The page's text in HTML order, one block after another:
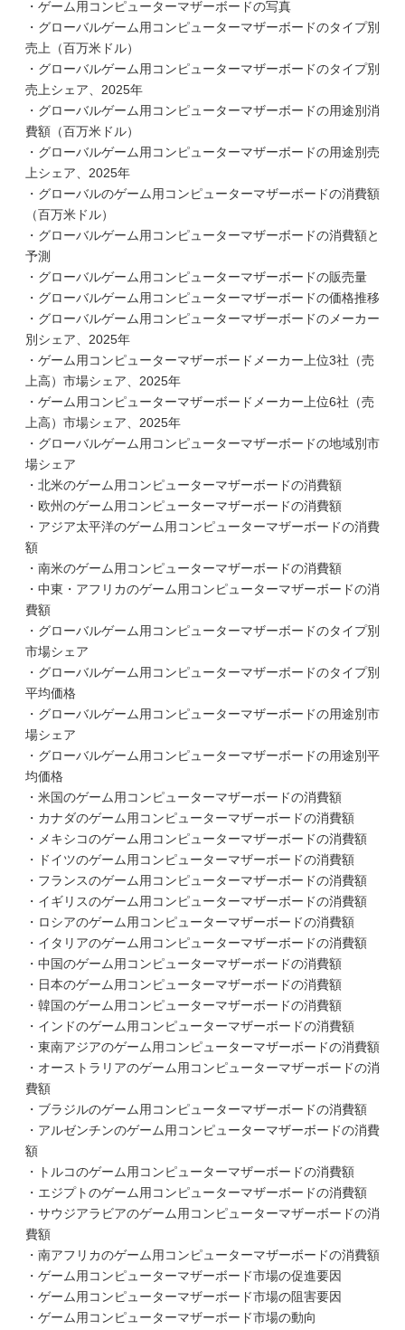
・ゲーム用コンピューターマザーボードの写真
・グローバルゲーム用コンピューターマザーボードのタイプ別
売上（百万米ドル）
・グローバルゲーム用コンピューターマザーボードのタイプ別
売上シェア、2025年
・グローバルゲーム用コンピューターマザーボードの用途別消
費額（百万米ドル）
・グローバルゲーム用コンピューターマザーボードの用途別売
上シェア、2025年
・グローバルのゲーム用コンピューターマザーボードの消費額
（百万米ドル）
・グローバルゲーム用コンピューターマザーボードの消費額と
予測
・グローバルゲーム用コンピューターマザーボードの販売量
・グローバルゲーム用コンピューターマザーボードの価格推移
・グローバルゲーム用コンピューターマザーボードのメーカー
別シェア、2025年
・ゲーム用コンピューターマザーボードメーカー上位3社（売
上高）市場シェア、2025年
・ゲーム用コンピューターマザーボードメーカー上位6社（売
上高）市場シェア、2025年
・グローバルゲーム用コンピューターマザーボードの地域別市
場シェア
・北米のゲーム用コンピューターマザーボードの消費額
・欧州のゲーム用コンピューターマザーボードの消費額
・アジア太平洋のゲーム用コンピューターマザーボードの消費
額
・南米のゲーム用コンピューターマザーボードの消費額
・中東・アフリカのゲーム用コンピューターマザーボードの消
費額
・グローバルゲーム用コンピューターマザーボードのタイプ別
市場シェア
・グローバルゲーム用コンピューターマザーボードのタイプ別
平均価格
・グローバルゲーム用コンピューターマザーボードの用途別市
場シェア
・グローバルゲーム用コンピューターマザーボードの用途別平
均価格
・米国のゲーム用コンピューターマザーボードの消費額
・カナダのゲーム用コンピューターマザーボードの消費額
・メキシコのゲーム用コンピューターマザーボードの消費額
・ドイツのゲーム用コンピューターマザーボードの消費額
・フランスのゲーム用コンピューターマザーボードの消費額
・イギリスのゲーム用コンピューターマザーボードの消費額
・ロシアのゲーム用コンピューターマザーボードの消費額
・イタリアのゲーム用コンピューターマザーボードの消費額
・中国のゲーム用コンピューターマザーボードの消費額
・日本のゲーム用コンピューターマザーボードの消費額
・韓国のゲーム用コンピューターマザーボードの消費額
・インドのゲーム用コンピューターマザーボードの消費額
・東南アジアのゲーム用コンピューターマザーボードの消費額
・オーストラリアのゲーム用コンピューターマザーボードの消
費額
・ブラジルのゲーム用コンピューターマザーボードの消費額
・アルゼンチンのゲーム用コンピューターマザーボードの消費
額
・トルコのゲーム用コンピューターマザーボードの消費額
・エジプトのゲーム用コンピューターマザーボードの消費額
・サウジアラビアのゲーム用コンピューターマザーボードの消
費額
・南アフリカのゲーム用コンピューターマザーボードの消費額
・ゲーム用コンピューターマザーボード市場の促進要因
・ゲーム用コンピューターマザーボード市場の阻害要因
・ゲーム用コンピューターマザーボード市場の動向